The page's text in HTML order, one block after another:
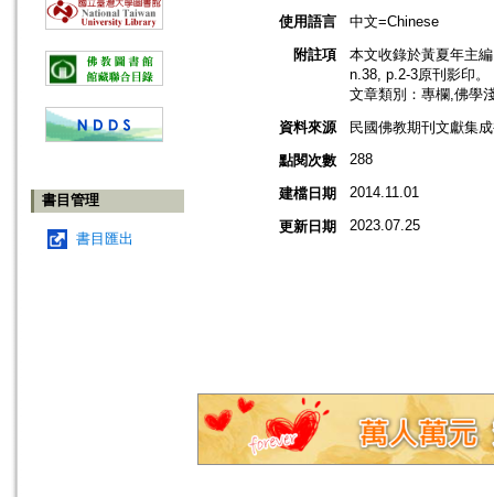
書目管理
書目匯出
使用語言
中文=Chinese
附註項
本文收錄於黃夏年主
n.38, p.2-3原刊影印。
文章類別：專欄,佛學
資料來源
民國佛教期刊文獻集
點閱次數
288
建檔日期 2014.11.01
更新日期 2023.07.25